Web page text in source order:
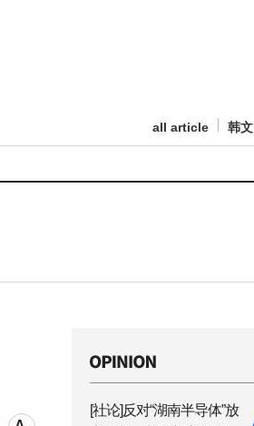
all article 韩文
[社论]反对“湖南半导体”放